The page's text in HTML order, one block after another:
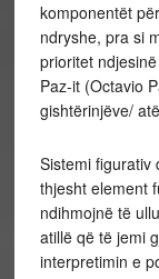
komponentët
ndryshe, pra si
prioritet
Paz-it (Octavio
gishtërinjëve/
Sistemi figurativ
thjesht element
ndihmojnë të
atillë që të jemi
interpretimin e